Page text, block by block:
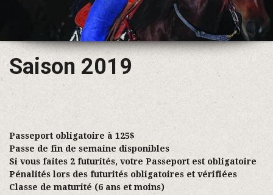
Saison 2019
Passeport obligatoire à 125$
Passe de fin de semaine disponibles
Si vous faites 2 futurités, votre Passeport est obligatoire
Pénalités lors des futurités obligatoires et vérifiées
Classe de maturité (6 ans et moins)